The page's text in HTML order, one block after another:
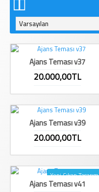
Ajans Teması v37
20.000,00TL
Ajans Teması v39
20.000,00TL
Yeni Çıkan Tasarım
Ajans Teması v41